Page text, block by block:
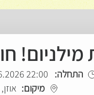
התחלה: 22:00 18.06.2026
מיקום: אוזן,